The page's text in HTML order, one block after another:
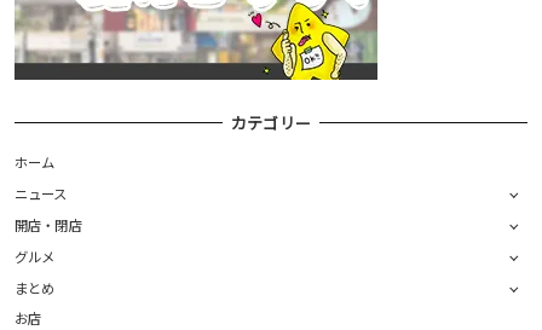
カテゴリー
ホーム
ニュース
開店・閉店
グルメ
まとめ
お店